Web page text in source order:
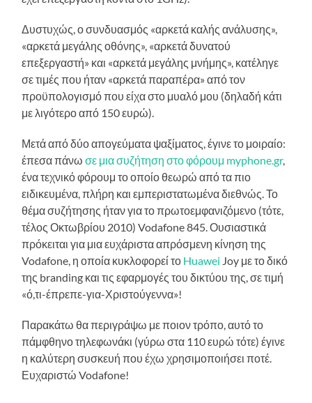
Δυστυχώς, ο συνδυασμός «αρκετά καλής ανάλυσης»,
«αρκετά μεγάλης οθόνης», «αρκετά δυνατού
επεξεργαστή» και «αρκετά μεγάλης μνήμης», κατέληγε
σε τιμές που ήταν «αρκετά παραπέρα» από τον
προϋπολογισμό που είχα στο μυαλό μου (δηλαδή κάτι
με λιγότερο από 150 ευρώ).
Μετά από δύο απογεύματα ψαξίματος, έγινε το μοιραίο:
έπεσα πάνωσε μια συζήτηση στο φόρουμ myphone.gr,
ένα τεχνικό φόρουμ το οποίο θεωρώ από τα πιο
ειδικευμένα, πλήρη και εμπεριστατωμένα διεθνώς. Το
θέμα συζήτησης ήταν για το πρωτοεμφανιζόμενο (τότε,
τέλος Οκτωβρίου 2010) Vodafone 845. Ουσιαστικά
πρόκειται για μια ευχάριστα απρόσμενη κίνηση της
Vodafone, η οποία κυκλοφορεί το Huawei Joy με το δικό
της branding και τις εφαρμογές του δικτύου της, σε τιμή
«ό,τι-έπρεπε-για-Χριστούγεννα»!
Παρακάτω θα περιγράψω με ποιον τρόπο, αυτό το
πάμφθηνο τηλεφωνάκι (γύρω στα 110 ευρώ τότε) έγινε
η καλύτερη συσκευή που έχω χρησιμοποιήσει ποτέ.
Ευχαριστώ Vodafone!